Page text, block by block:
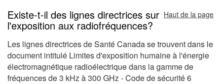
Existe-t-il des lignes directrices sur
l'exposition aux radiofréquences?
Haut de la page
Les lignes directrices de Santé Canada se trouvent dans le
document intitulé Limites d'exposition humaine à l'énergie
électromagnétique radioélectrique dans la gamme de
fréquences de 3 kHz à 300 GHz - Code de sécurité 6